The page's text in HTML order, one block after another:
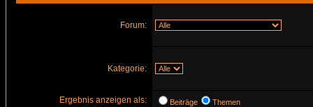
Forum:
Kategorie:
Ergebnis anzeigen als: Beiträge Themen